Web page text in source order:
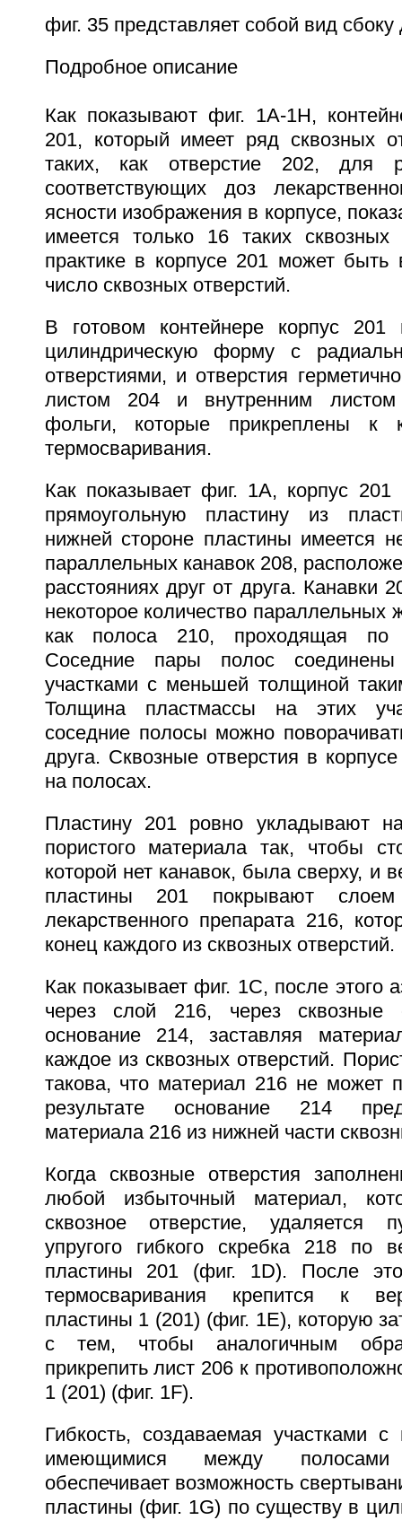
фиг. 35 представляет собой вид сбоку
Подробное описание
Как показывают фиг. 1A-1H,
201, который имеет ряд сквозных
таких, как отверстие 202, для
соответствующих доз
ясности изображения в корпусе,
имеется только 16 таких сквозных
практике в корпусе 201 может
число сквозных отверстий.
В готовом контейнере корпус 201
цилиндрическую форму с
отверстиями, и отверстия
листом 204 и внутренним листом
фольги, которые прикреплены к
термосваривания.
Как показывает фиг. 1A, корпус 201
прямоугольную пластину из
нижней стороне пластины имеется
параллельных канавок 208,
расстояниях друг от друга. Канавки
некоторое количество параллельных
как полоса 210, проходящая по
Соседние пары полос соединены
участками с меньшей толщиной
Толщина пластмассы на этих
соседние полосы можно
друга. Сквозные отверстия в
на полосах.
Пластину 201 ровно укладывают
пористого материала так, чтобы
которой нет канавок, была сверху, и
пластины 201 покрывают слоем
лекарственного препарата 216,
конец каждого из сквозных отверстий.
Как показывает фиг. 1C, после этого
через слой 216, через сквозные
основание 214, заставляя
каждое из сквозных отверстий.
такова, что материал 216 не может
результате основание 214
материала 216 из нижней части
Когда сквозные отверстия
любой избыточный материал,
сквозное отверстие, удаляется
упругого гибкого скребка 218 по
пластины 201 (фиг. 1D). После
термосваривания крепится к
пластины 1 (201) (фиг. 1E), которую
с тем, чтобы аналогичным
прикрепить лист 206 к
1 (201) (фиг. 1F).
Гибкость, создаваемая участками
имеющимися между
обеспечивает возможность
пластины (фиг. 1G) по существу в